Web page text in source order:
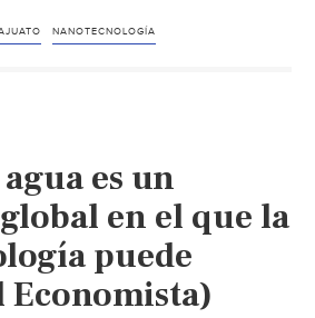
para
NANOTECNOLOGÍA
es un
en el que la
puede
Economista)